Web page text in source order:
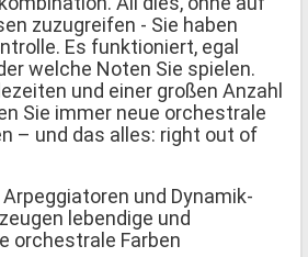
zuzugreifen - Sie haben
Es funktioniert, egal
welche Noten Sie spielen.
und einer großen Anzahl
Sie immer neue orchestrale
– und das alles: right out of
und Dynamik-
lebendige und
orchestrale Farben